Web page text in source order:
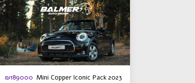
Mini Copper Iconic Pack 2023
₪189000